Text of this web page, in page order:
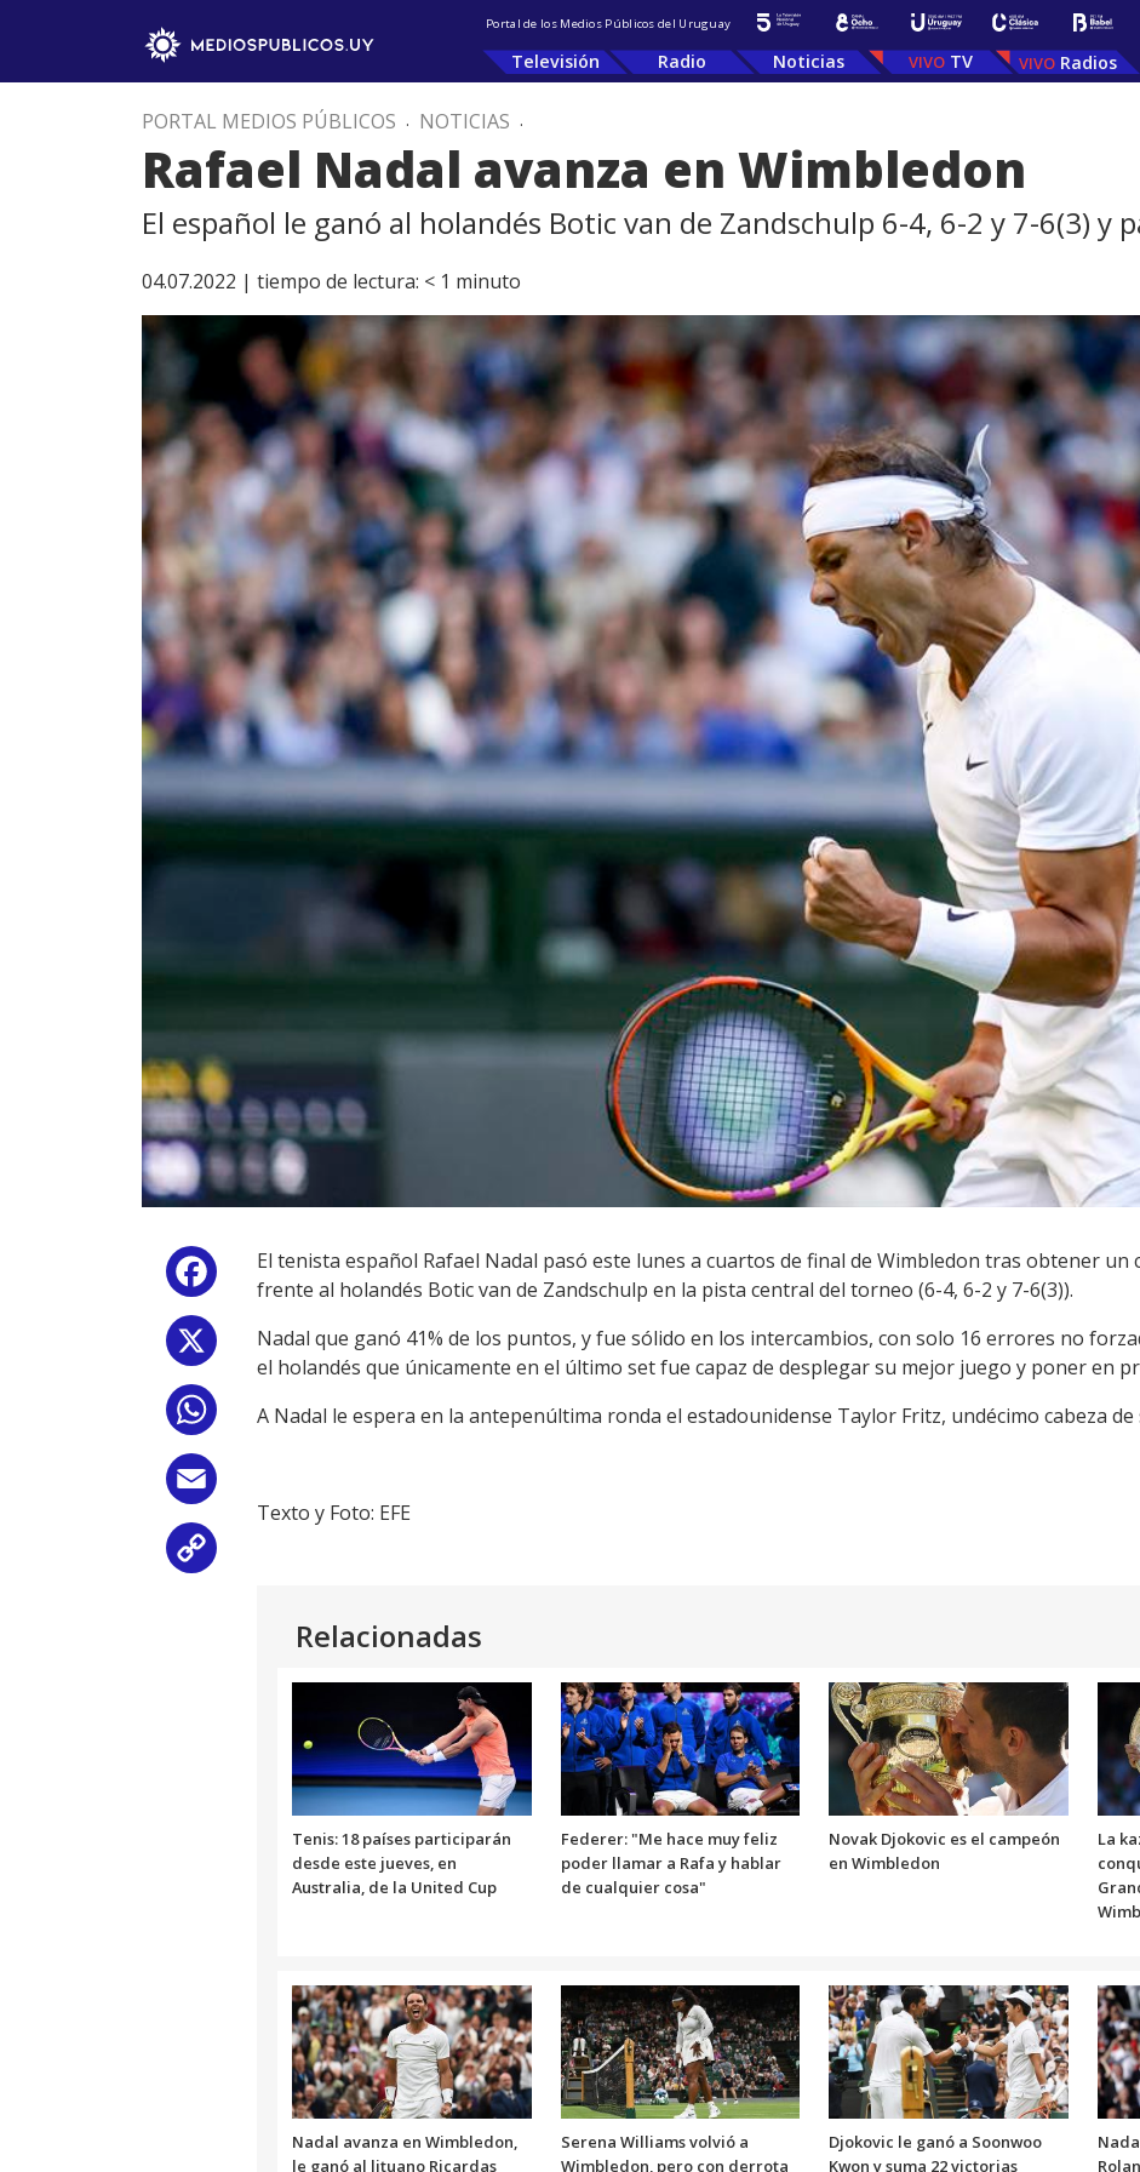
Portal de los Medios Públicos del Uruguay
Televisión Radio Noticias TV Radios
PORTAL MEDIOS PÚBLICOS . NOTICIAS .
Rafael Nadal avanza en Wimbledon
El español le ganó al holandés Botic van de Zandschulp 6-4, 6-2 y 7-6(3) y
04.07.2022 | tiempo de lectura: < 1 minuto
Facebook
WhatsApp
El tenista español Rafael Nadal pasó este lunes a cuartos de final de Wimbledon tras obtener
frente al holandés Botic van de Zandschulp en la pista central del torneo (6-4, 6-2 y 7-6(3)).
Nadal que ganó 41% de los puntos, y fue sólido en los intercambios, con solo 16 errores no
el holandés que únicamente en el último set fue capaz de desplegar su mejor juego y poner en
A Nadal le espera en la antepenúltima ronda el estadounidense Taylor Fritz, undécimo cabeza de
Texto y Foto: EFE
Relacionadas
Tenis: 18 países participarán
desde este jueves, en
Australia, de la United Cup
Federer: "Me hace muy feliz
poder llamar a Rafa y hablar
de cualquier cosa"
Novak Djokovic es el campeón
en Wimbledon
La
Nadal avanza en Wimbledon,
le ganó al lituano Ricardas
Serena Williams volvió a
Wimbledon, pero con derrota
Djokovic le ganó a Soonwoo
Kwon y suma 22 victorias